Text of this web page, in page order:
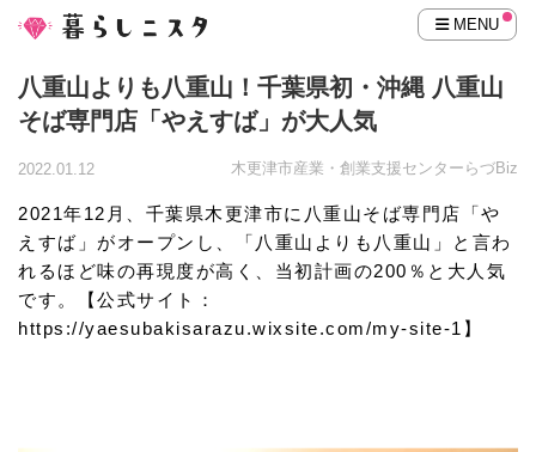
MENU
八重山よりも八重山！千葉県初・沖縄 八重山
そば専門店「やえすば」が大人気
2022.01.12 木更津市産業・創業支援センターらづBiz
2021年12月、千葉県木更津市に八重山そば専門店「や
えすば」がオープンし、「八重山よりも八重山」と言わ
れるほど味の再現度が高く、当初計画の200％と大人気
です。【公式サイト：
https://yaesubakisarazu.wixsite.com/my-site-1】